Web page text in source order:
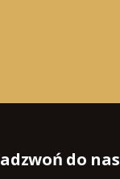
do nas